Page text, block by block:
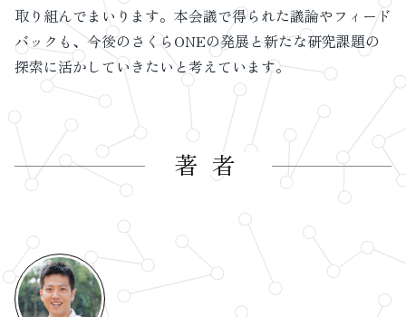
取り組んでまいります。本会議で得られた議論やフィード
バックも、今後のさくらONEの発展と新たな研究課題の
探索に活かしていきたいと考えています。
著者